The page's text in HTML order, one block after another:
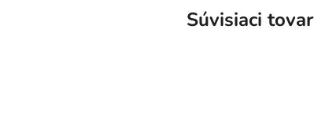
Súvisiaci tovar